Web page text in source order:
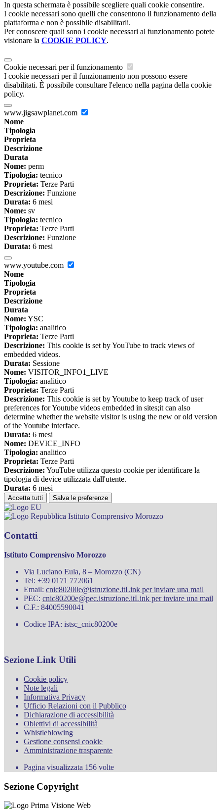
In questa schermata è possibile scegliere quali cookie consentire.
I cookie necessari sono quelli che consentono il funzionamento della
piattaforma e non è possibile disabilitarli.
Per conoscere quali sono i cookie necessari al funzionamento potete
visionare la COOKIE POLICY.
Cookie necessari per il funzionamento
I cookie necessari per il funzionamento non possono essere
disabilitati. È possibile consultare l'elenco nella pagina della cookie
policy.
www.jigsawplanet.com
Nome
Tipologia
Proprieta
Descrizione
Durata
Nome: perm
Tipologia: tecnico
Proprieta: Terze Parti
Descrizione: Funzione
Durata: 6 mesi
Nome: sv
Tipologia: tecnico
Proprieta: Terze Parti
Descrizione: Funzione
Durata: 6 mesi
www.youtube.com
Nome
Tipologia
Proprieta
Descrizione
Durata
Nome: YSC
Tipologia: analitico
Proprieta: Terze Parti
Descrizione: This cookie is set by YouTube to track views of
embedded videos.
Durata: Sessione
Nome: VISITOR_INFO1_LIVE
Tipologia: analitico
Proprieta: Terze Parti
Descrizione: This cookie is set by Youtube to keep track of user
preferences for Youtube videos embedded in sites;it can also
determine whether the website visitor is using the new or old version
of the Youtube interface.
Durata: 6 mesi
Nome: DEVICE_INFO
Tipologia: analitico
Proprieta: Terze Parti
Descrizione: YouTube utilizza questo cookie per identificare la
tipologia di device utilizzata dall'utente.
Durata: 6 mesi
Accetta tutti Salva le preferenze
Istituto Comprensivo Morozzo
Contatti
Istituto Comprensivo Morozzo
Via Luciano Eula, 8 – Morozzo (CN)
Tel: +39 0171 772061
Email: cnic80200e@istruzione.itLink per inviare una mail
PEC: cnic80200e@pec.istruzione.itLink per inviare una mail
C.F.: 84005590041
Codice IPA: istsc_cnic80200e
Sezione Link Utili
Cookie policy
Note legali
Informativa Privacy
Ufficio Relazioni con il Pubblico
Dichiarazione di accessibilità
Obiettivi di accessibilità
Whistleblowing
Gestione consensi cookie
Amministrazione trasparente
Pagina visualizzata 156 volte
Sezione Copyright